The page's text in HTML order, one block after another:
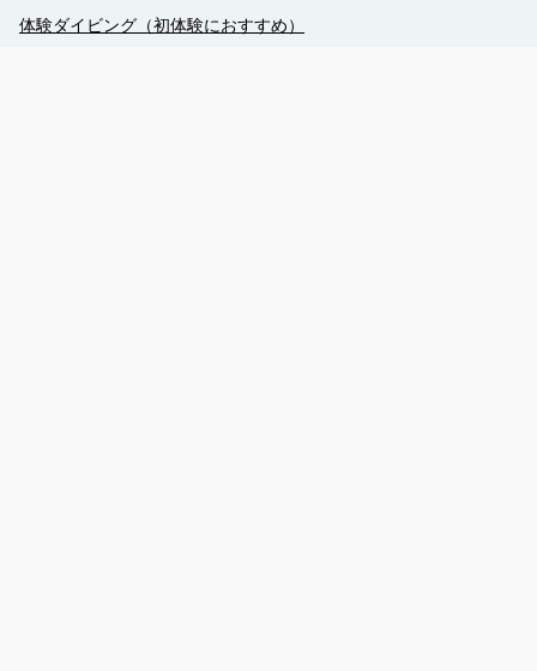
体験ダイビング（初体験におすすめ）